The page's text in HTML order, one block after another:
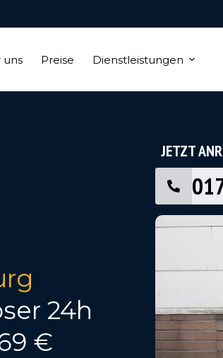
uns Preise Dienstleistungen
24h
€
JETZT